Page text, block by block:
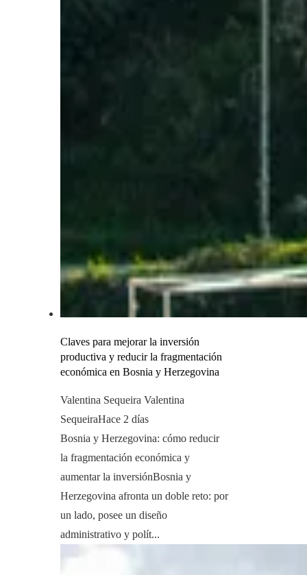
Claves para mejorar la inversión
productiva y reducir la fragmentación
económica en Bosnia y Herzegovina
Valentina Sequeira Valentina
SequeiraHace 2 días
Bosnia y Herzegovina: cómo reducir
la fragmentación económica y
aumentar la inversiónBosnia y
Herzegovina afronta un doble reto: por
un lado, posee un diseño
administrativo y polít...